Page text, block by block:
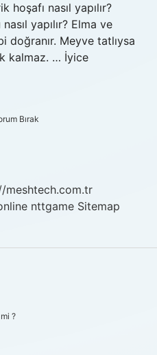
nasıl yapılır?
yapılır? Elma ve
Meyve tatlıysa
kalmaz. … İyice
Bırak
meshtech.com.tr
nttgame Sitemap
?